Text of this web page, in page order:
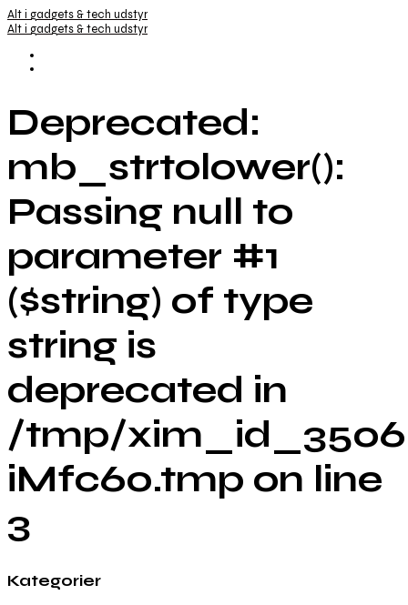
Alt i gadgets & tech udstyr
Alt i gadgets & tech udstyr
Deprecated:
mb_strtolower():
Passing null to
parameter #1
($string) of type
string is
deprecated in
/tmp/
iMfc60.tmp on line
3
Kategorier